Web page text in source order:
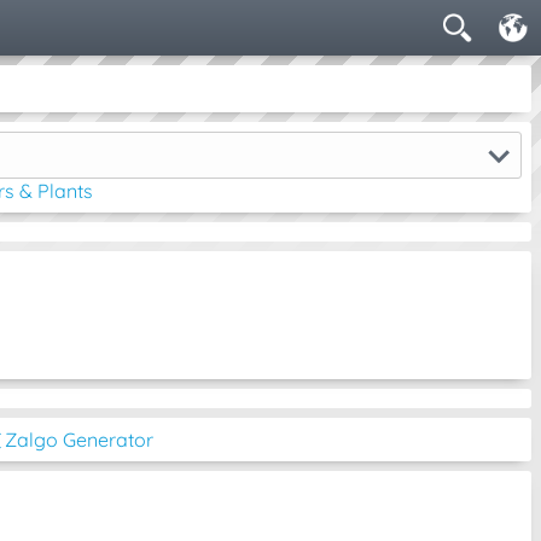
& Plants
Generator